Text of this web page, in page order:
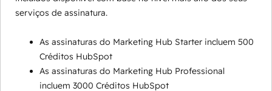
serviços de assinatura.
As assinaturas do Marketing Hub Starter incluem 500
Créditos HubSpot
As assinaturas do Marketing Hub Professional
incluem 3000 Créditos HubSpot